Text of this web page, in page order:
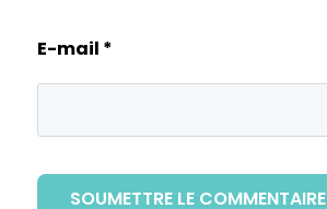
E-mail *
SOUMETTRE LE COMMENTAIRE